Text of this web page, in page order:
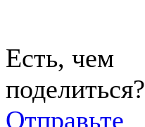
Есть, чем
поделиться?
Отправьте